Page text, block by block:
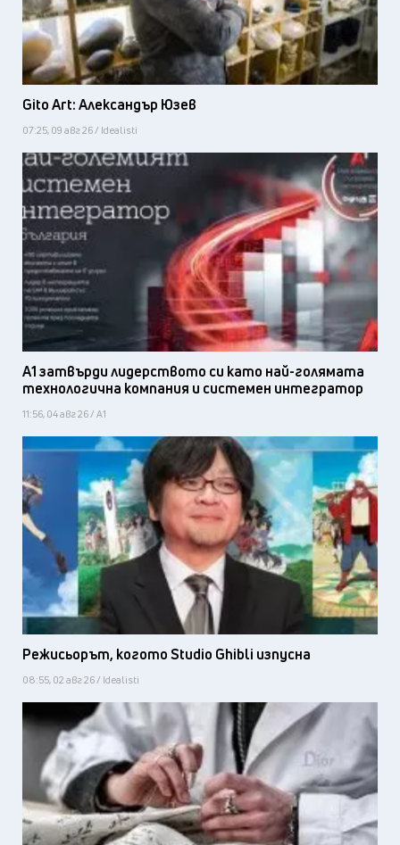
Gito Art: Александър Юзев
07:25, 09 авг 26 / Idealisti
А1 затвърди лидерството си като най-голямата
технологична компания и системен интегратор
11:56, 04 авг 26 / А1
Режисьорът, когото Studio Ghibli изпусна
08:55, 02 авг 26 / Idealisti